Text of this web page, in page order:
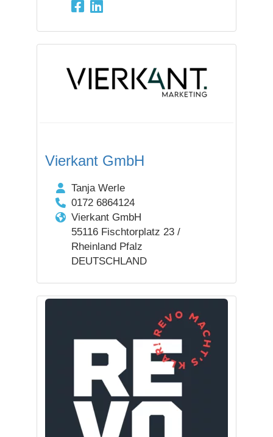
Vierkant GmbH
Tanja Werle
0172 6864124
Vierkant GmbH
55116 Fischtorplatz 23 /
Rheinland Pfalz
DEUTSCHLAND